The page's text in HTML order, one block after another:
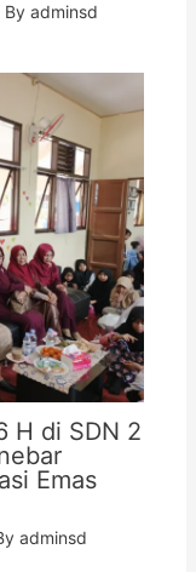
By adminsd
H di SDN 2
Emas
adminsd